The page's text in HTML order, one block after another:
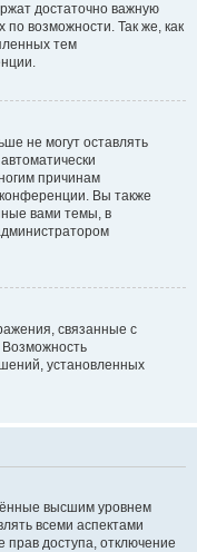
достаточно важную
возможности. Так же, как
тем
не могут оставлять
причинам
Вы также
вами темы, в
связанные с
установленных
высшим уровнем
всеми аспектами
доступа, отключение